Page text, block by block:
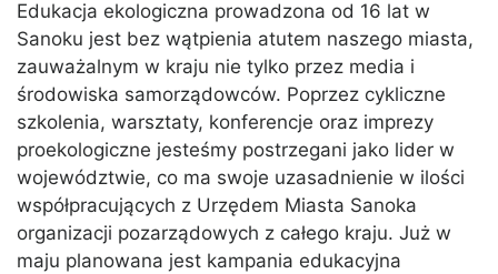
Edukacja ekologiczna prowadzona od 16 lat w
Sanoku jest bez wątpienia atutem naszego miasta,
zauważalnym w kraju nie tylko przez media i
środowiska samorządowców. Poprzez cykliczne
szkolenia, warsztaty, konferencje oraz imprezy
proekologiczne jesteśmy postrzegani jako lider w
województwie, co ma swoje uzasadnienie w ilości
współpracujących z Urzędem Miasta Sanoka
organizacji pozarządowych z całego kraju. Już w
maju planowana jest kampania edukacyjna